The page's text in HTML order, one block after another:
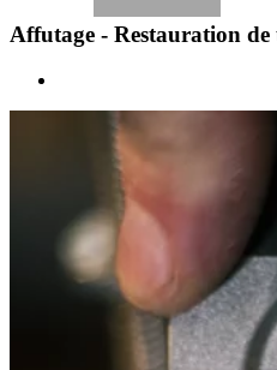
Affutage - Restauration